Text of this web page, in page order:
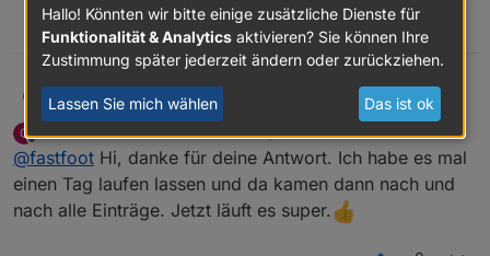
javascript.0	2020-11-19 21:01:09.814
javascript.0	2020-11-19 21:01:09.814
fastfoot @G4l4h4d sagte in
[Skript]Covid 19: 7 Tage Werte aller
Landkreise
Also hier läuft das Skript. Im LOG wird Zeile 19 gezeigt,
da sind im Original aber Kommentare. Du solltest
obiges Skript noch einmal laden und auch die VIS, da
kannst du ShowAllCounties und die BL auch
einschalten. Ansonsten solltest Du mindestens eine
G
Offline
G4l4h4dschrieb am21. Nov. 2020, 17:37
zuletzt editiert von
@fastfoot Hi, danke für deine Antwort. Ich habe es mal
einen Tag laufen lassen und da kamen dann nach und
nach alle Einträge. Jetzt läuft es super.
Hallo! Könnten wir bitte einige zusätzliche Dienste für
Funktionalität & Analytics aktivieren? Sie können Ihre
Zustimmung später jederzeit ändern oder zurückziehen.
Lassen Sie mich wählen Das ist ok